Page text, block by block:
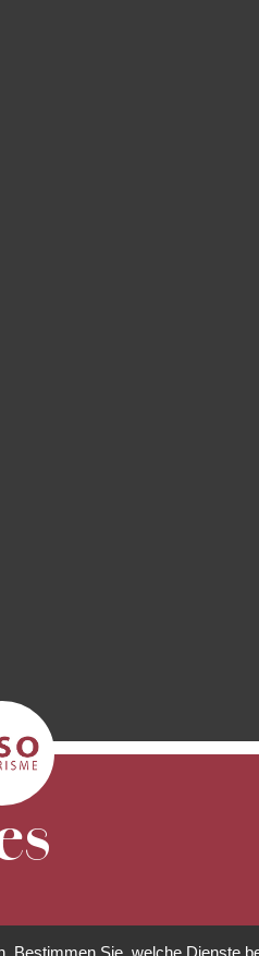
Bestimmen Sie, welche Dienste